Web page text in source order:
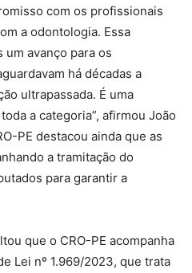
com os profissionais
a odontologia. Essa
avanço para os
há décadas a
ultrapassada. É uma
a categoria”, afirmou João
PE destacou ainda que as
a tramitação do
para garantir a
que o CRO-PE acompanha
Lei nº 1.969/2023, que trata